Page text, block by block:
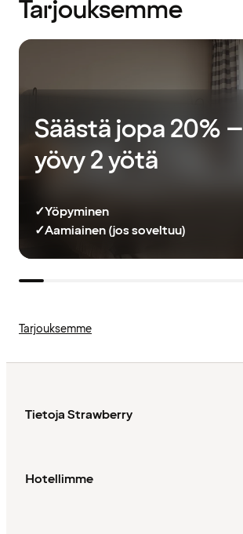
Tarjouksemme
Säästä jopa 20% –
yövy 2 yötä
✓Yöpyminen
✓Aamiainen (jos soveltuu)
Tarjouksemme
Tietoja Strawberry
Hotellimme